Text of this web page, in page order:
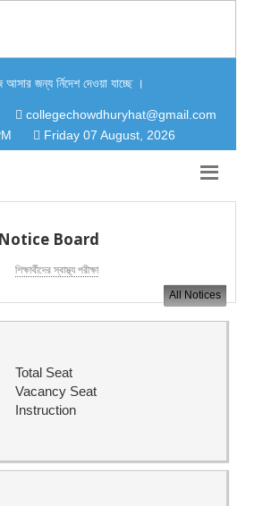
আসার জন্য র্নিদেশ দেওয়া যাচ্ছে ।
collegechowdhuryhat@gmail.com
Friday 07 August, 2026
Notice Board
শিক্ষার্থীদের স্বাস্থ্য পরীক্ষা
All Notices
Total Seat
Vacancy Seat
Instruction